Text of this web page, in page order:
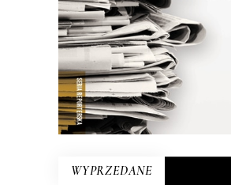
E-BOOK DO KOSZYKA
53.00zł 26.50
WYPRZEDANE